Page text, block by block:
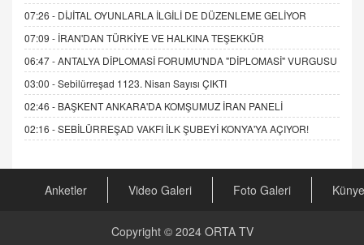
07:26 - DİJİTAL OYUNLARLA İLGİLİ DE DÜZENLEME GELİYOR
07:09 - İRAN'DAN TÜRKİYE VE HALKINA TEŞEKKÜR
06:47 -ANTALYA DİPLOMASİ FORUMU'NDA "DİPLOMASİ" VURGUSU
03:00 -Sebilürreşad 1123. Nisan Sayısı ÇIKTI
02:46 - BAŞKENT ANKARA'DA KOMŞUMUZ İRAN PANELİ
02:16 -SEBİLÜRREŞAD VAKFI İLK ŞUBEYİ KONYA'YA AÇIYOR!
Anketler Video Galeri Foto Galeri Künye
Copyright © 2024 ORTA TV